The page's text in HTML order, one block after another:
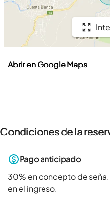
Abrir en Google Maps
Condiciones de la
Pago anticipado
30% en concepto de
en el ingreso.